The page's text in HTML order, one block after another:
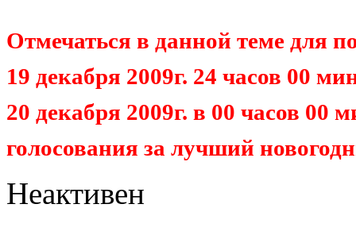
Отмечаться в данной теме для
19 декабря 2009г. 24 часов 00
20 декабря 2009г. в 00 часов 00
голосования за лучший
Неактивен